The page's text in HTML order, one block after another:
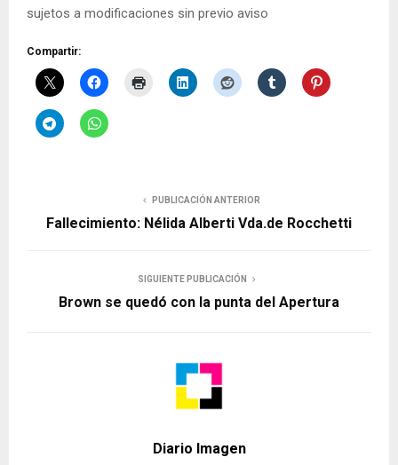
sujetos a modificaciones sin previo aviso
Compartir:
PUBLICACIÓN ANTERIOR
Fallecimiento: Nélida Alberti Vda.de Rocchetti
SIGUIENTE PUBLICACIÓN
Brown se quedó con la punta del Apertura
Diario Imagen